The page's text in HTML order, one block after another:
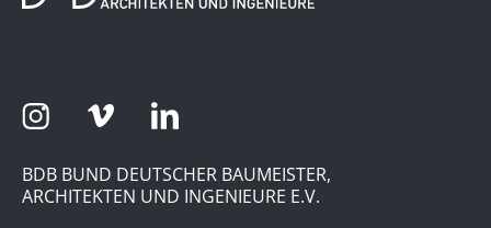
BDB BUND DEUTSCHER BAUMEISTER,
ARCHITEKTEN UND INGENIEURE E.V.